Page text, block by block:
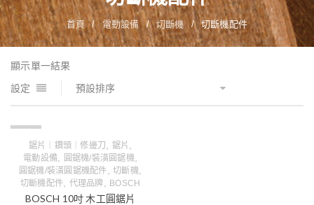
首頁 / 電動設備 / 切斷機 / 切斷機配件
顯示單一結果
設定
預設排序
鋸片｜鑽頭｜修邊刀 鋸片
電動設備 圓鋸機/裝潢圓鋸機
圓鋸機/裝潢圓鋸機配件 ,切斷機
切斷機配件 代理品牌 BOSCH
BOSCH 10吋 木工圓鋸片